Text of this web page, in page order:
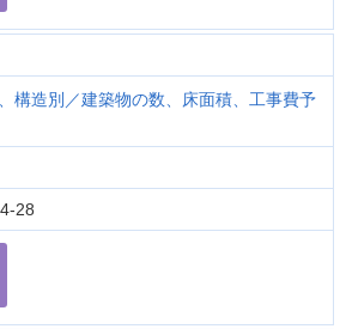
構造別／建築物の数、床面積、工事費予
28